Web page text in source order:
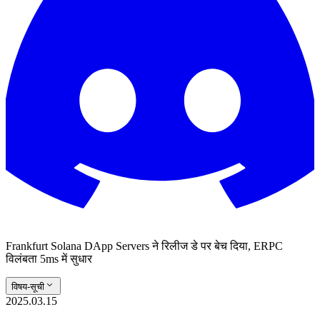
Frankfurt Solana DApp Servers ने रिलीज डे पर बेच दिया, ERPC
विलंबता 5ms में सुधार
विषय-सूची
2025.03.15